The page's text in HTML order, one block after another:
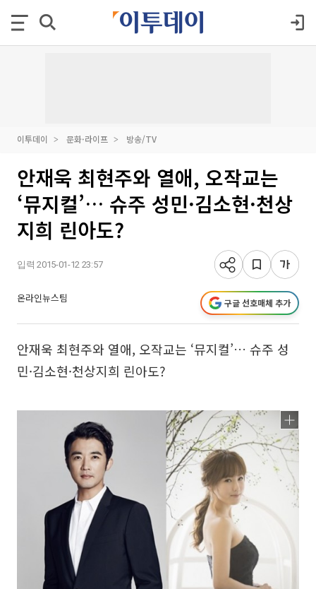
이투데이 문화·라이프 방송/TV
안재욱 최현주와 열애, 오작교는
‘뮤지컬’… 슈주 성민·김소현·천상
지희 린아도?
입력 2015-01-12 23:57
온라인뉴스팀 구글 선호매체 추가
안재욱 최현주와 열애, 오작교는 ‘뮤지컬’… 슈주 성
민·김소현·천상지희 린아도?